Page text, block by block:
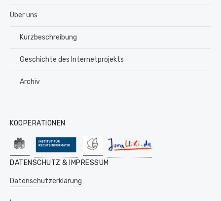
Über uns
Kurzbeschreibung
Geschichte des Internetprojekts
Archiv
KOOPERATIONEN
DATENSCHUTZ & IMPRESSUM
Datenschutzerklärung